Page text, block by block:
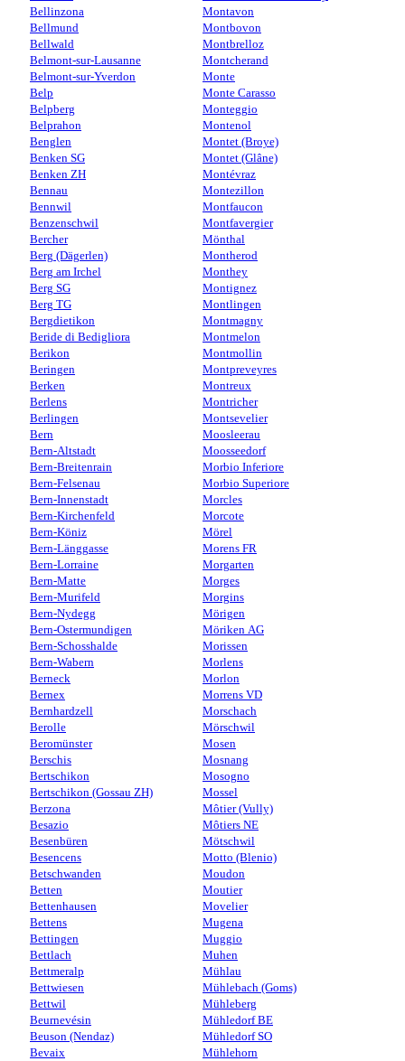
Bellinzona
Bellmund
Bellwald
Belmont-sur-Lausanne
Belmont-sur-Yverdon
Belp
Belpberg
Belprahon
Benglen
Benken SG
Benken ZH
Bennau
Bennwil
Benzenschwil
Bercher
Berg (Dägerlen)
Berg am Irchel
Berg SG
Berg TG
Bergdietikon
Beride di Bedigliora
Berikon
Beringen
Berken
Berlens
Berlingen
Bern
Bern-Altstadt
Bern-Breitenrain
Bern-Felsenau
Bern-Innenstadt
Bern-Kirchenfeld
Bern-Köniz
Bern-Länggasse
Bern-Lorraine
Bern-Matte
Bern-Murifeld
Bern-Nydegg
Bern-Ostermundigen
Bern-Schosshalde
Bern-Wabern
Berneck
Bernex
Bernhardzell
Berolle
Beromünster
Berschis
Bertschikon
Bertschikon (Gossau ZH)
Berzona
Besazio
Besenbüren
Besencens
Betschwanden
Betten
Bettenhausen
Bettens
Bettingen
Bettlach
Bettmeralp
Bettwiesen
Bettwil
Beurnevésin
Beuson (Nendaz)
Bevaix
Montavon
Montbovon
Montbrelloz
Montcherand
Monte
Monte Carasso
Monteggio
Montenol
Montet (Broye)
Montet (Glâne)
Montévraz
Montezillon
Montfaucon
Montfavergier
Mönthal
Montherod
Monthey
Montignez
Montlingen
Montmagny
Montmelon
Montmollin
Montpreveyres
Montreux
Montricher
Montsevelier
Moosleerau
Moosseedorf
Morbio Inferiore
Morbio Superiore
Morcles
Morcote
Mörel
Morens FR
Morgarten
Morges
Morgins
Mörigen
Möriken AG
Morissen
Morlens
Morlon
Morrens VD
Morschach
Mörschwil
Mosen
Mosnang
Mosogno
Mossel
Môtier (Vully)
Môtiers NE
Mötschwil
Motto (Blenio)
Moudon
Moutier
Movelier
Mugena
Muggio
Muhen
Mühlau
Mühlebach (Goms)
Mühleberg
Mühledorf BE
Mühledorf SO
Mühlehorn